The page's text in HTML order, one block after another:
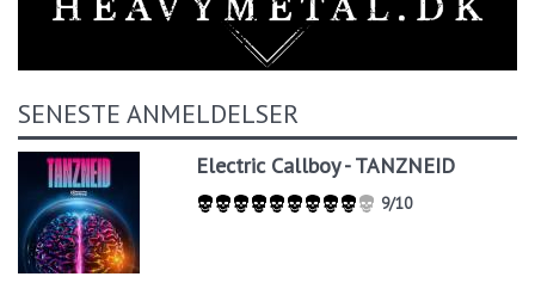
SENESTE ANMELDELSER
Electric Callboy - TANZNEID
9/10